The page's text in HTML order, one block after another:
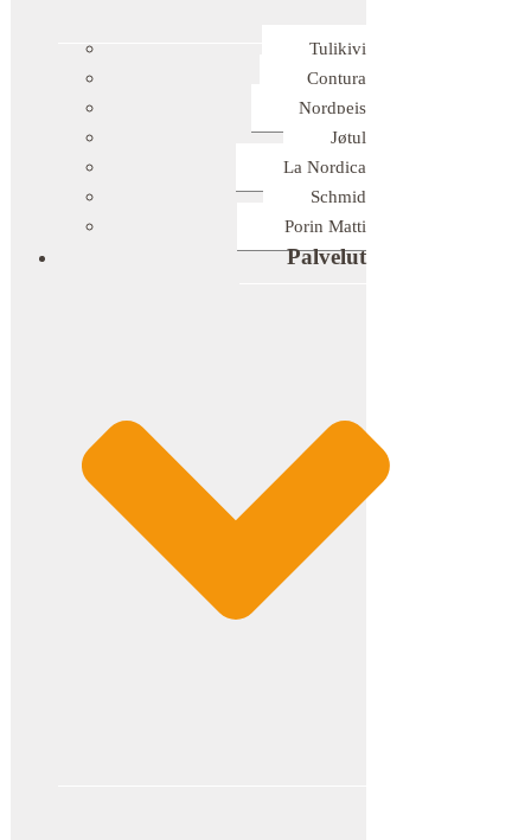
Tulikivi
Contura
Nordpeis
Jøtul
La Nordica
Schmid
Porin Matti
Palvelut